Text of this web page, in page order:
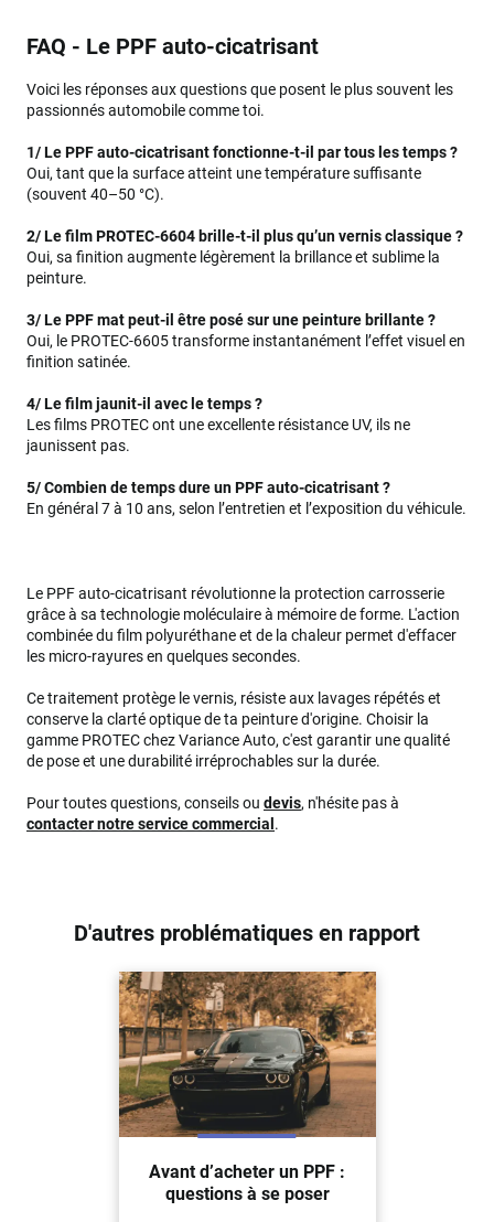
FAQ - Le PPF auto-cicatrisant
Voici les réponses aux questions que posent le plus souvent les
passionnés automobile comme toi.
1/ Le PPF auto-cicatrisant fonctionne-t-il par tous les temps ?
Oui, tant que la surface atteint une température suffisante
(souvent 40–50 °C).
2/ Le film PROTEC-6604 brille-t-il plus qu’un vernis classique ?
Oui, sa finition augmente légèrement la brillance et sublime la
peinture.
3/ Le PPF mat peut-il être posé sur une peinture brillante ?
Oui, le PROTEC-6605 transforme instantanément l’effet visuel en
finition satinée.
4/ Le film jaunit-il avec le temps ?
Les films PROTEC ont une excellente résistance UV, ils ne
jaunissent pas.
5/ Combien de temps dure un PPF auto-cicatrisant ?
En général 7 à 10 ans, selon l’entretien et l’exposition du véhicule.
Le PPF auto-cicatrisant révolutionne la protection carrosserie
grâce à sa technologie moléculaire à mémoire de forme. L'action
combinée du film polyuréthane et de la chaleur permet d'effacer
les micro-rayures en quelques secondes.
Ce traitement protège le vernis, résiste aux lavages répétés et
conserve la clarté optique de ta peinture d'origine. Choisir la
gamme PROTEC chez Variance Auto, c'est garantir une qualité
de pose et une durabilité irréprochables sur la durée.
Pour toutes questions, conseils ou devis, n'hésite pas à
contacter notre service commercial .
D'autres problématiques en rapport
Avant d’acheter un PPF :
questions à se poser